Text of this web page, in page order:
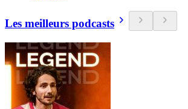
Les meilleurs podcasts